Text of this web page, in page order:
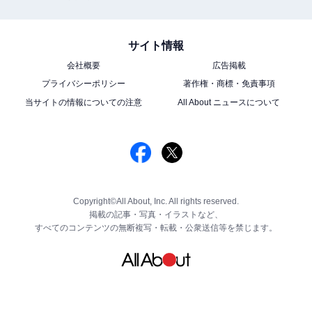
サイト情報
会社概要
広告掲載
プライバシーポリシー
著作権・商標・免責事項
当サイトの情報についての注意
All About ニュースについて
Copyright©All About, Inc. All rights reserved.
掲載の記事・写真・イラストなど、
すべてのコンテンツの無断複写・転載・公衆送信等を禁じます。